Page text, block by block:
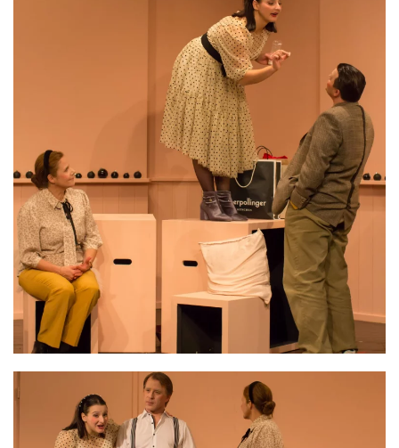
VERGRÖSSERN